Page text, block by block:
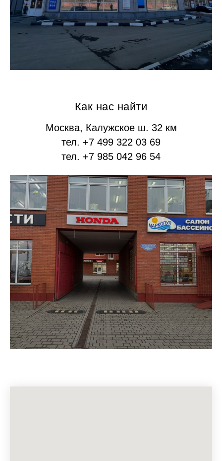
Как нас найти
Москва, Калужское ш. 32 км
тел. +7 499 322 03 69
тел. +7 985 042 96 54